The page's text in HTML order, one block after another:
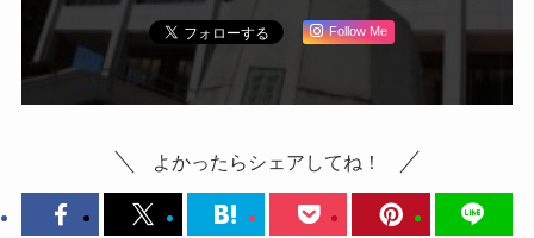
Follow Me
よかったらシェアしてね！